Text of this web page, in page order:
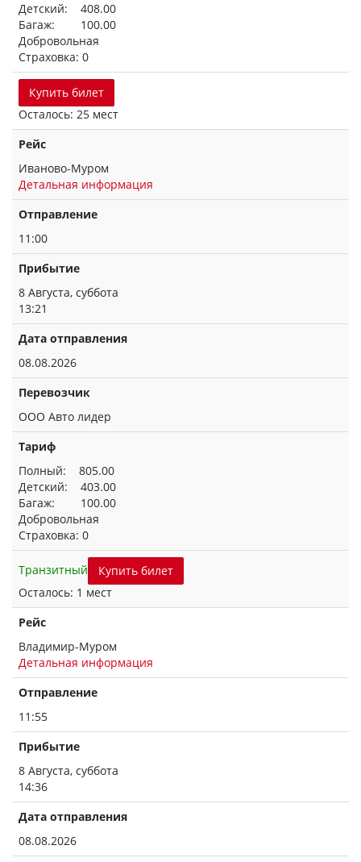
Детский: 408.00
Багаж: 100.00
Добровольная
Страховка: 0
Купить билет
Осталось: 25 мест
Рейс
Иваново-Муром
Детальная информация
Отправление
11:00
Прибытие
8 Августа, суббота
13:21
Дата отправления
08.08.2026
Перевозчик
ООО Авто лидер
Тариф
Полный: 805.00
Детский: 403.00
Багаж: 100.00
Добровольная
Страховка: 0
Транзитный
Купить билет
Осталось: 1 мест
Рейс
Владимир-Муром
Детальная информация
Отправление
11:55
Прибытие
8 Августа, суббота
14:36
Дата отправления
08.08.2026